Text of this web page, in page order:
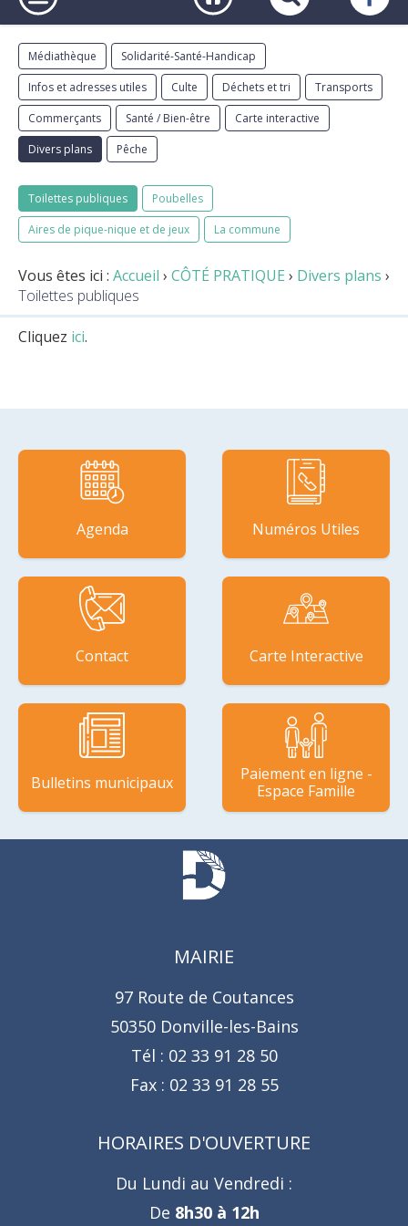
Toilettes publiques
Poubelles
Aires de pique-nique et de jeux
La commune
Médiathèque
Solidarité-Santé-Handicap
Infos et adresses utiles
Culte Déchets et tri
Transports
Commerçants
Santé / Bien-être
Carte interactive
Divers plans
Pêche
Vous êtes ici : Accueil › CÔTÉ PRATIQUE › Divers plans ›
Toilettes publiques
Cliquez ici.
Agenda Numéros Utiles
Contact Carte Interactive
Bulletins municipaux
Paiement en ligne -
Espace Famille
MAIRIE
97 Route de Coutances
50350 Donville-les-Bains
Tél : 02 33 91 28 50
Fax : 02 33 91 28 55
HORAIRES D'OUVERTURE
Du Lundi au Vendredi :
De 8h30 à 12h